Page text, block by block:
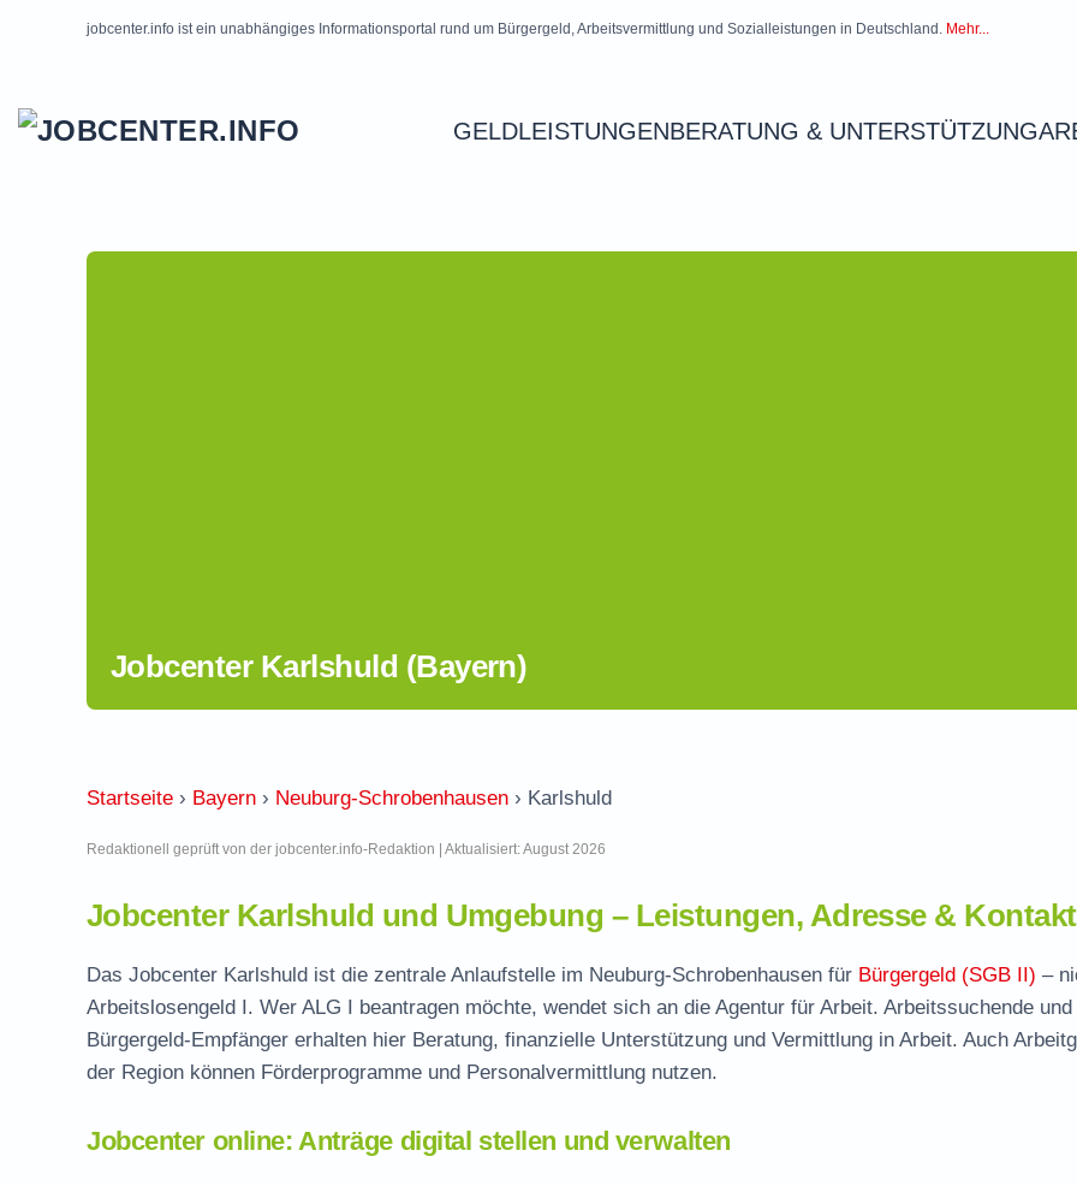
jobcenter.info ist ein unabhängiges Informationsportal rund um Bürgergeld, Arbeitsvermittlung und Sozialleistungen in Deutschland. Mehr...
GELDLEISTUNGENBERATUNG & UNTERSTÜTZUNG
Jobcenter Karlshuld (Bayern)
Startseite › Bayern › Neuburg-Schrobenhausen › Karlshuld
Redaktionell geprüft von der jobcenter.info-Redaktion | Aktualisiert: August 2026
Jobcenter Karlshuld und Umgebung – Leistungen, Adresse & Kontakt
Das Jobcenter Karlshuld ist die zentrale Anlaufstelle im Neuburg-Schrobenhausen für Bürgergeld (SGB II) –
Arbeitslosengeld I. Wer ALG I beantragen möchte, wendet sich an die Agentur für Arbeit. Arbeitssuchende und
Bürgergeld-Empfänger erhalten hier Beratung, finanzielle Unterstützung und Vermittlung in Arbeit. Auch
der Region können Förderprogramme und Personalvermittlung nutzen.
Jobcenter online: Anträge digital stellen und verwalten